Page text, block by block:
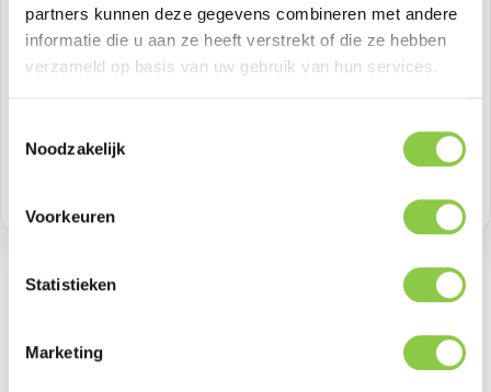
partners kunnen deze gegevens combineren met andere
informatie die u aan ze heeft verstrekt of die ze hebben
verzameld op basis van uw gebruik van hun services.
Noodzakelijk
Voorkeuren
Statistieken
Marketing
Prijzen excl. BTW
Producthoeveelheid: Voer de
Productnummer:
Beschrijving